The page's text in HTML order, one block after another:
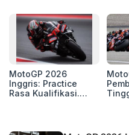
MotoGP 2026
Inggris: Practice
Rasa Kualifikasi.
Silverstone!